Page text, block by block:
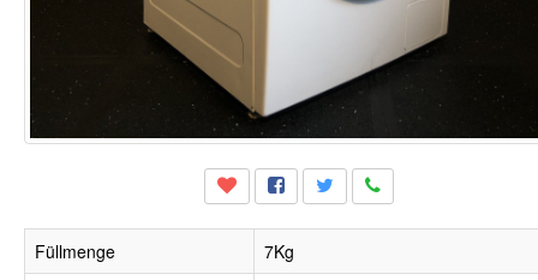
Füllmenge
7Kg